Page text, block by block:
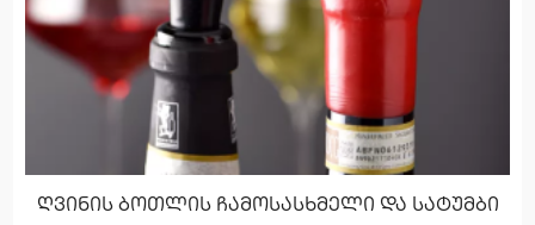
ღვინის ბოთლის ჩამოსასხმელი და სატუმბი